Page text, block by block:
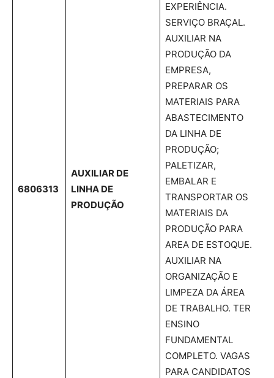
6806313
AUXILIAR DE
LINHA DE
PRODUÇÃO
EXPERIÊNCIA.
SERVIÇO BRAÇAL.
AUXILIAR NA
PRODUÇÃO DA
EMPRESA,
PREPARAR OS
MATERIAIS PARA
ABASTECIMENTO
DA LINHA DE
PRODUÇÃO;
PALETIZAR,
EMBALAR E
TRANSPORTAR OS
MATERIAIS DA
PRODUÇÃO PARA
AREA DE ESTOQUE.
AUXILIAR NA
ORGANIZAÇÃO E
LIMPEZA DA ÁREA
DE TRABALHO. TER
ENSINO
FUNDAMENTAL
COMPLETO. VAGAS
PARA CANDIDATOS